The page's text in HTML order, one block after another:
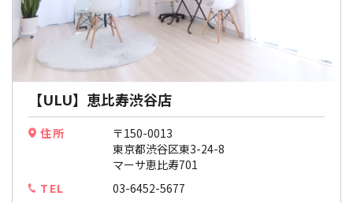
【ULU】恵比寿渋谷店
住所
〒150-0013
東京都渋谷区東3-24-8
マーサ恵比寿701
TEL
03-6452-5677